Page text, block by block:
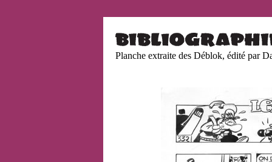
Planche extraite des Déblok, édité par